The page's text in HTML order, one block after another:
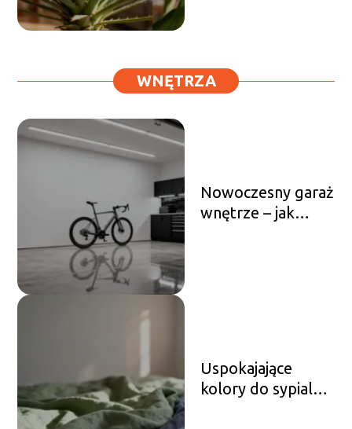
WNĘTRZA
Nowoczesny garaż
wnętrze – jak
Uspokajające
kolory do sypialni